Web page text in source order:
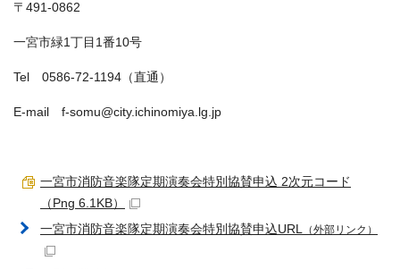
〒491-0862
一宮市緑1丁目1番10号
Tel 0586-72-1194（直通）
E-mail f-somu@city.ichinomiya.lg.jp
一宮市消防音楽隊定期演奏会特別協賛申込 2次元コード
（Png 6.1KB）
一宮市消防音楽隊定期演奏会特別協賛申込URL （外部リンク）